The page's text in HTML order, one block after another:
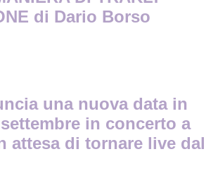
di Dario Borso
una nuova data in
in concerto a
attesa di tornare live dal